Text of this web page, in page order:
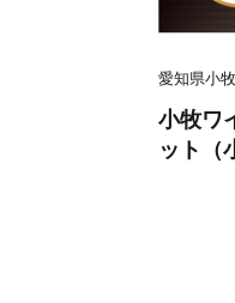
愛知県小
小牧ワ
ット（